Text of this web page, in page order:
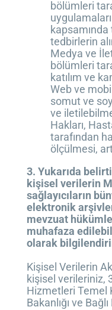
bölümleri
tedbirlerin
Medya ve
bölümleri
katılım ve
Web ve
somut ve
ve
Hakları,
tarafından
ölçülmesi,
3. Yukarıda
kişisel verilerin
sağlayıcıların
elektronik
mevzuat
muhafaza
olarak
Kişisel Verilerin
kişisel verileriniz,
Hizmetleri Temel
Bakanlığı ve